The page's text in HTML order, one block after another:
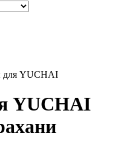
для YUCHAI
YUCHAI